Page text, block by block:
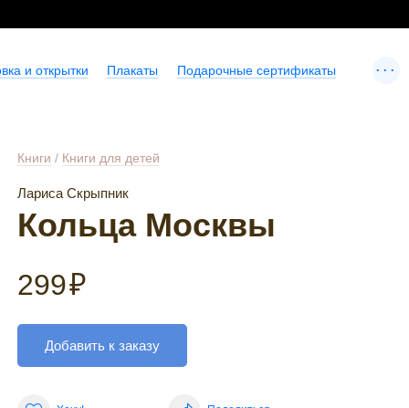
и открытки Плакаты Подарочные сертификаты ...
Книги / Книги для детей
Лариса Скрыпник
Кольца Москвы
299₽
Добавить к заказу